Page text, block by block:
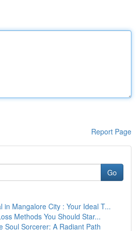
Report Page
Go
in Mangalore City : Your Ideal T...
Methods You Should Star...
Soul Sorcerer: A Radiant Path